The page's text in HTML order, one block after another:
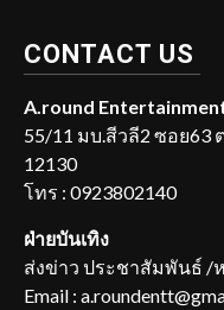
CONTACT US
A.round
55/11 มบ.สีวลี2 ซอย63
12130
โทร : 0923802140
ฝ่ายบันเทิง
ส่งข่าว ประชาสัมพันธ์ /
Email :